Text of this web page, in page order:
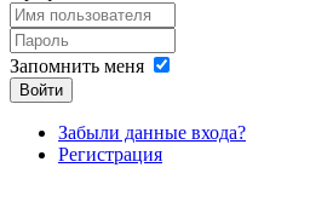
Запомнить меня
Войти
Забыли данные входа?
Регистрация